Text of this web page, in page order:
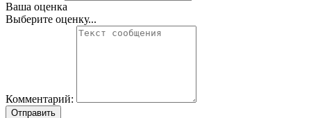
Ваша оценка
Выберите оценку...
Комментарий:
Отправить